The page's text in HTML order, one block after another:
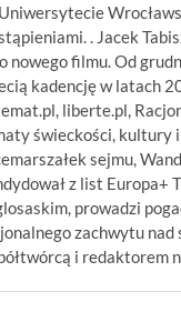
. Jacek
nowego filmu. Od
kadencję w latach
liberte.pl,
świeckości, kultury
sejmu,
z list Europa+
prowadzi
zachwytu nad
i redaktorem